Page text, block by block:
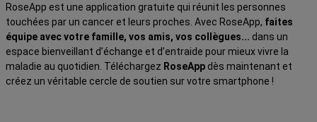
RoseApp est une application gratuite qui réunit les personnes
touchées par un cancer et leurs proches. Avec RoseApp, faites
équipe avec votre famille, vos amis, vos collègues... dans un
espace bienveillant d’échange et d’entraide pour mieux vivre la
maladie au quotidien. Téléchargez RoseApp dès maintenant et
créez un véritable cercle de soutien sur votre smartphone !